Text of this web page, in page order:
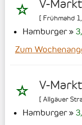
V-
[ Frühmahd 1,
Hamburger
Zum
V-
[ Allgäuer
Hamburger